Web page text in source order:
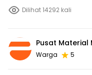
Dilihat 14292 kali
Pusat Material
Warga 5